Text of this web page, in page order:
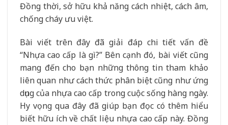
Đồng thời, sở hữu khả năng cách nhiệt, cách âm,
chống cháy ưu việt.
Bài viết trên đây đã giải đáp chi tiết vấn đề
“Nhựa cao cấp là gì?” Bên cạnh đó, bài viết cũng
mang đến cho bạn những thông tin tham khảo
liên quan như cách thức phân biệt cũng như ứng
dụng của nhựa cao cấp trong cuộc sống hàng ngày.
Hy vọng qua đây đã giúp bạn đọc có thêm hiểu
biết hữu ích về chất liệu nhựa cao cấp này. Đồng